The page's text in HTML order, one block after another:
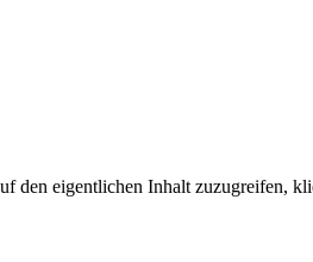
den eigentlichen Inhalt zuzugreifen,